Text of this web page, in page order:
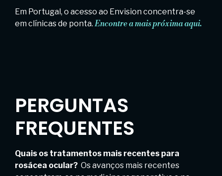
Em Portugal, o acesso ao Envision concentra-se
em clínicas de ponta.Encontre a mais próxima aqui.
PERGUNTAS
FREQUENTES
Quais os tratamentos mais recentes para
rosácea ocular? Os avanços mais recentes